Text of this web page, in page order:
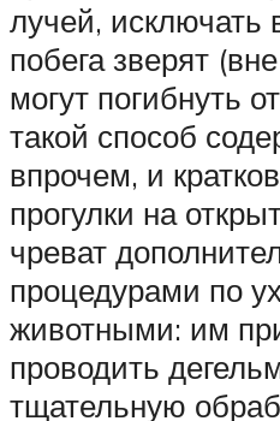
лучей, исключать
побега зверят
могут погибнуть
такой способ
впрочем, и
прогулки на
чреват
процедурами по
животными: им
проводить
тщательную